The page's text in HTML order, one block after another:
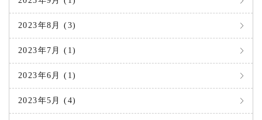
2023年8月 (3)
2023年7月 (1)
2023年6月 (1)
2023年5月 (4)